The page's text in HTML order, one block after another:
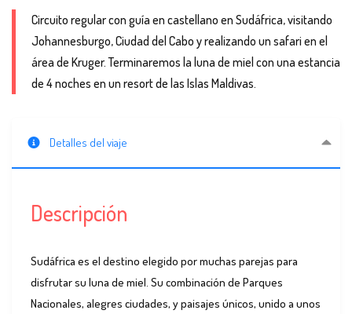
Circuito regular con guía en castellano en Sudáfrica, visitando
Johannesburgo, Ciudad del Cabo y realizando un safari en el
área de Kruger. Terminaremos la luna de miel con una estancia
de 4 noches en un resort de las Islas Maldivas.
Detalles del viaje
Descripción
Sudáfrica es el destino elegido por muchas parejas para
disfrutar su luna de miel. Su combinación de Parques
Nacionales, alegres ciudades, y paisajes únicos, unido a unos